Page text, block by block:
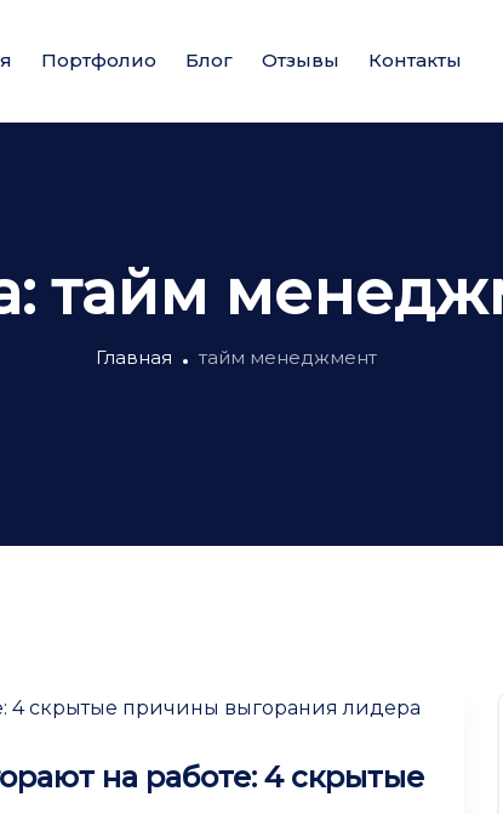
Портфолио Блог Отзывы Контакты
тайм
Главная тайм менеджмент
на работе: 4 скрытые